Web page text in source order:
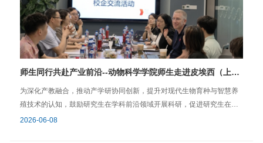
绍了学校为毕业生提供的各类就业服务资源和智能化工具。她指出，同
学们要结合自身实际情况，理性研判就业形势，深入思考最适合自己的
职业规划路径，充分用好各类就业资源和工具，在求职路上做到有的放
矢、从容应对。 学院党委副书记任思丹介绍了近五年学院研究生就业去
向情况。她从畜牧专业及兽医专业的主要就业方向切入，通过详实的数
据展示了学院毕业生就业选择的多元性。最后，任老师用“早启动、明定
位、稳出击”九个字寄语2027届毕业生，希望大家尽早谋划职业方向，明
晰自身定位，稳步落实就业行动。 会议最后一项议程，学院团委书记、
师生同行共赴产业前沿--动物科学学院师生走进皮埃西（上海）农业科技有限公司开展研学交流
为深化产教融合，推动产学研协同创新，提升对现代生物育种与智慧养
殖技术的认知，鼓励研究生在学科前沿领域开展科研，促进研究生在行
业头部企业高质量就业，2026年6月4日，浙江大学动物科学学院副院长
2026-06-08